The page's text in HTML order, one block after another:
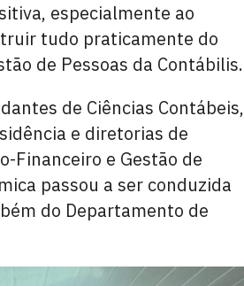
especialmente ao
tudo praticamente do
de Pessoas da Contábilis.
de Ciências Contábeis,
e diretorias de
Financeiro e Gestão de
passou a ser conduzida
do Departamento de